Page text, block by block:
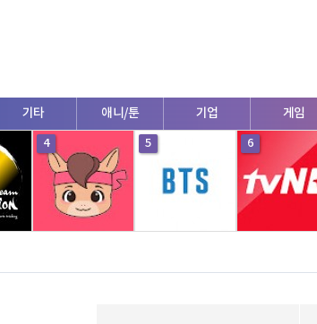
기타 애니/툰 기업 게임
4 5 6